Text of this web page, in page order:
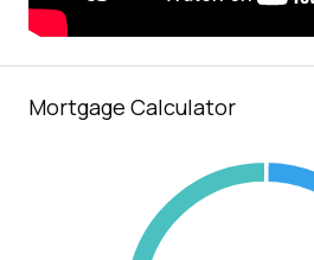
Mortgage Calculator